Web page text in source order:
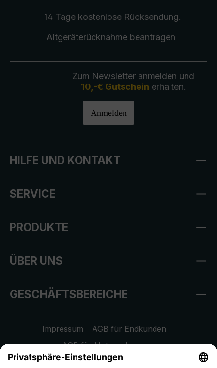
14 Tage kostenlose Rücksendung.
Altgeräterücknahmebeantragen
Zum Newsletter anmelden und
10,-€ Gutschein erhalten.
Anmelden
HILFE UND KONTAKT
SERVICE
PRODUKTE
ÜBER UNS
GESCHÄFTSBEREICHE
Impressum
AGB für Endkunden
AGB für Unternehmen
Datenschutzhinweis